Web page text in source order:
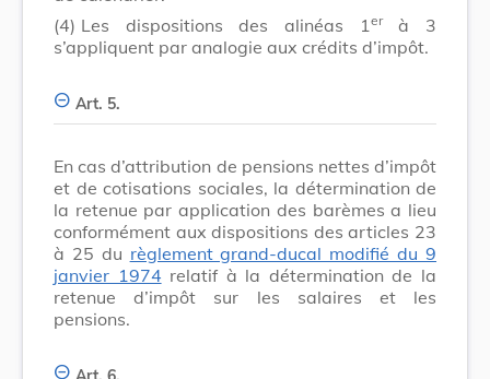
(4) Les dispositions des alinéas 1 erà 3
s’appliquent par analogie aux crédits d’impôt.
Art. 5.
En cas d’attribution de pensions nettes d’impôt
et de cotisations sociales, la détermination de
la retenue par application des barèmes a lieu
conformément aux dispositions des articles 23
à 25 du règlement grand-ducal modifié du 9
janvier 1974 relatif à la détermination de la
retenue d’impôt sur les salaires et les
pensions.